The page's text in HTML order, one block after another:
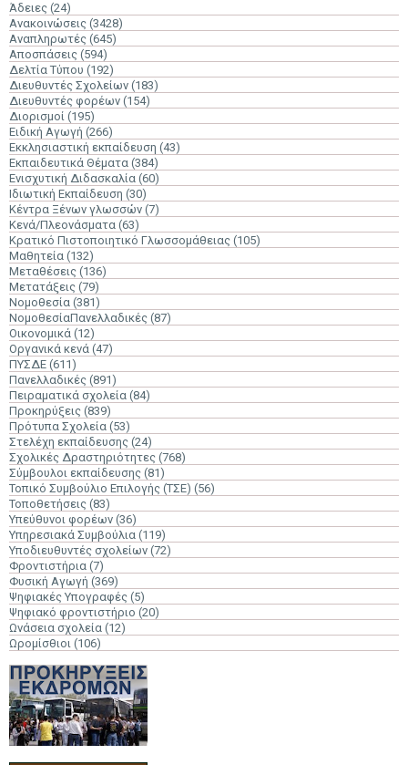
Άδειες (24)
Ανακοινώσεις (3428)
Αναπληρωτές (645)
Αποσπάσεις (594)
Δελτία Τύπου (192)
Διευθυντές Σχολείων (183)
Διευθυντές φορέων (154)
Διορισμοί (195)
Ειδική Αγωγή (266)
Εκκλησιαστική εκπαίδευση (43)
Εκπαιδευτικά Θέματα (384)
Ενισχυτική Διδασκαλία (60)
Ιδιωτική Εκπαίδευση (30)
Κέντρα Ξένων γλωσσών (7)
Κενά/Πλεονάσματα (63)
Κρατικό Πιστοποιητικό Γλωσσομάθειας (105)
Μαθητεία (132)
Μεταθέσεις (136)
Μετατάξεις (79)
Νομοθεσία (381)
ΝομοθεσίαΠανελλαδικές (87)
Οικονομικά (12)
Οργανικά κενά (47)
ΠΥΣΔΕ (611)
Πανελλαδικές (891)
Πειραματικά σχολεία (84)
Προκηρύξεις (839)
Πρότυπα Σχολεία (53)
Στελέχη εκπαίδευσης (24)
Σχολικές Δραστηριότητες (768)
Σύμβουλοι εκπαίδευσης (81)
Τοπικό Συμβούλιο Επιλογής (ΤΣΕ) (56)
Τοποθετήσεις (83)
Υπεύθυνοι φορέων (36)
Υπηρεσιακά Συμβούλια (119)
Υποδιευθυντές σχολείων (72)
Φροντιστήρια (7)
Φυσική Αγωγή (369)
Ψηφιακές Υπογραφές (5)
Ψηφιακό φροντιστήριο (20)
Ωνάσεια σχολεία (12)
Ωρομίσθιοι (106)